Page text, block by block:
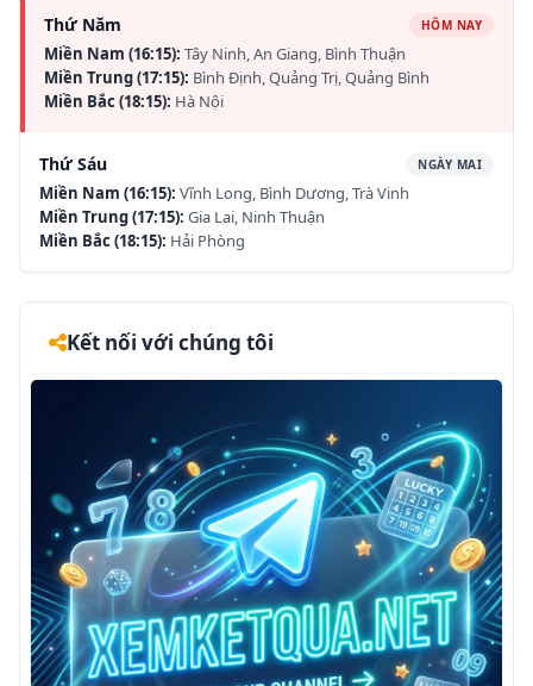
Thứ Năm HÔM NAY
Miền Nam (16:15): Tây Ninh, An Giang, Bình Thuận
Miền Trung (17:15): Bình Định, Quảng Trị, Quảng Bình
Miền Bắc (18:15): Hà Nội
Thứ Sáu NGÀY MAI
Miền Nam (16:15): Vĩnh Long, Bình Dương, Trà Vinh
Miền Trung (17:15): Gia Lai, Ninh Thuận
Miền Bắc (18:15): Hải Phòng
Kết nối với chúng tôi